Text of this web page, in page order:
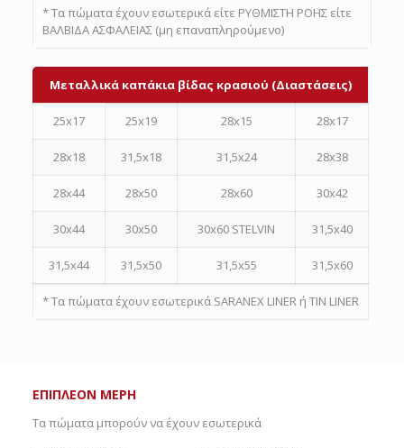
* Τα πώματα έχουν εσωτερικά είτε ΡΥΘΜΙΣΤΗ ΡΟΗΣ είτε
ΒΑΛΒΙΔΑ ΑΣΦΑΛΕΙΑΣ (μη επαναπληρούμενο)
Μεταλλικά καπάκια βίδας κρασιού (Διαστάσεις)
25x17 25x19 28x15 28x17
28x18 31,5x18 31,5x24 28x38
28x44 28x50 28x60 30x42
30x44 30x50 30x60 STELVIN 31,5x40
31,5x44 31,5x50 31,5x55 31,5x60
* Τα πώματα έχουν εσωτερικά SARANEX LINER ή ΤΙΝ LINER
ΕΠΙΠΛΕΟΝ ΜΕΡΗ
Τα πώματα μπορούν να έχουν εσωτερικά